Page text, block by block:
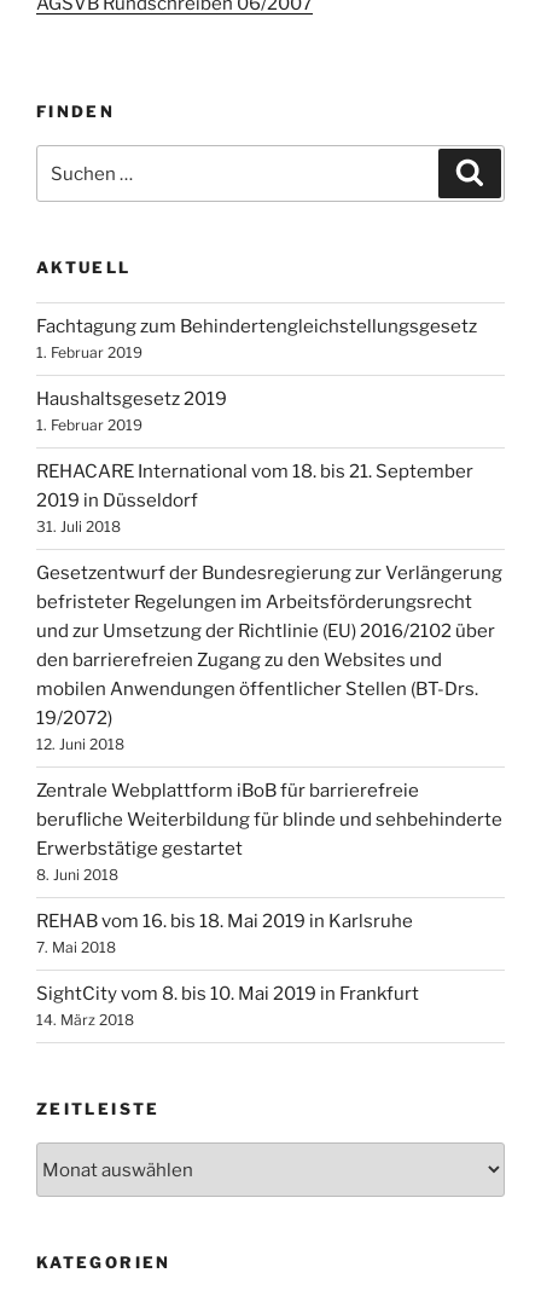
FINDEN
nach:
AKTUELL
Fachtagung zum Behindertengleichstellungsgesetz
1. Februar 2019
Haushaltsgesetz 2019
1. Februar 2019
REHACARE International vom 18. bis 21. September
2019 in Düsseldorf
31. Juli 2018
Gesetzentwurf der Bundesregierung zur Verlängerung
befristeter Regelungen im Arbeitsförderungsrecht
und zur Umsetzung der Richtlinie (EU) 2016/2102 über
den barrierefreien Zugang zu den Websites und
mobilen Anwendungen öffentlicher Stellen (BT-Drs.
19/2072)
12. Juni 2018
Zentrale Webplattform iBoB für barrierefreie
berufliche Weiterbildung für blinde und sehbehinderte
Erwerbstätige gestartet
8. Juni 2018
REHAB vom 16. bis 18. Mai 2019 in Karlsruhe
7. Mai 2018
SightCity vom 8. bis 10. Mai 2019 in Frankfurt
14. März 2018
ZEITLEISTE
KATEGORIEN